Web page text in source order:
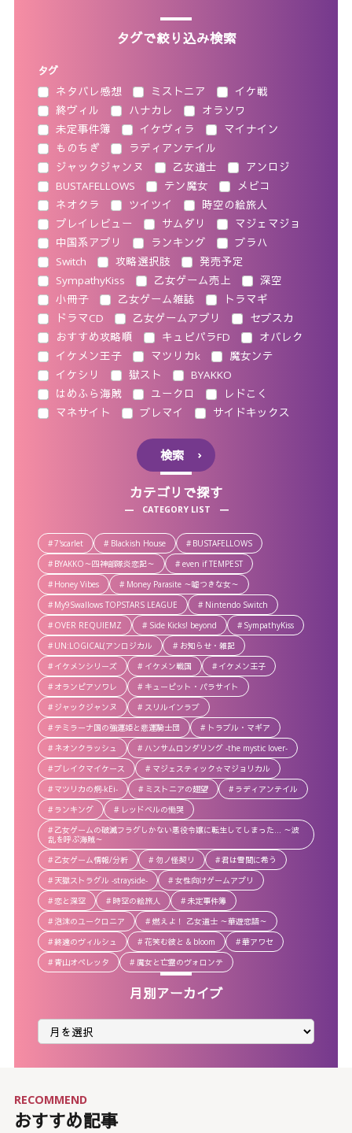
タグで絞り込み検索
タグ
ネタバレ感想
ミストニア
イケ戦
終ヴィル
ハナカレ
オラソワ
未定事件簿
イケヴィラ
マイナイン
ものちぎ
ラディアンテイル
ジャックジャンヌ
乙女道士
アンロジ
BUSTAFELLOWS
テン魔女
メビコ
ネオクラ
ツイツイ
時空の絵旅人
プレイレビュー
サムダリ
マジェマジョ
中国系アプリ
ランキング
ブラハ
Switch
攻略選択肢
発売予定
SympathyKiss
乙女ゲーム売上
深空
小冊子
乙女ゲーム雑誌
トラマギ
ドラマCD
乙女ゲームアプリ
セブスカ
おすすめ攻略順
キュピパラFD
オバレク
イケメン王子
マツリカk
魔女ンテ
イケシリ
獄スト
BYAKKO
はめふら海賊
ユークロ
レドこく
マネサイト
ブレマイ サイドキックス
検索
カテゴリで探す
CATEGORY LIST
7'scarlet Blackish House
BUSTAFELLOWS
BYAKKO～四神部隊炎恋記～
even if TEMPEST
Honey Vibes
Money Parasite ～嘘つきな女～
My9Swallows TOPSTARS LEAGUE
Nintendo Switch
OVER REQUIEMZ
Side Kicks! beyond
SympathyKiss
UN:LOGICAL(アンロジカル
お知らせ・雑記
イケメンシリーズ
イケメン戦国
イケメン王子
オランピアソワレ
キューピット・パラサイト
ジャックジャンヌ
スリルインラブ
テミラーナ国の強運姫と悲運騎士団
トラブル・マギア
ネオンクラッシュ
ハンサムロンダリング -the mystic lover-
ブレイクマイケース
マジェスティック☆マジョリカル
マツリカの炯-kEi-
ミストニアの翅望
ラディアンテイル
ランキング
レッドベルの慟哭
乙女ゲームの破滅フラグしかない悪役令嬢に転生してしまった… ～波
乱を呼ぶ海賊～
乙女ゲーム情報/分析
勿ノ怪契リ
君は雪間に希う
天獄ストラグル -strayside-
女性向けゲームアプリ
恋と深空
時空の絵旅人
未定事件簿
泡沫のユークロニア
燃えよ！ 乙女道士 ～華遊恋語～
終遠のヴィルシュ
花笑む彼と & bloom
華アワセ
青山オペレッタ
魔女と亡霊のヴォロンテ
月別アーカイブ
月
ア
カ
おすすめ記事
RECOMMEND